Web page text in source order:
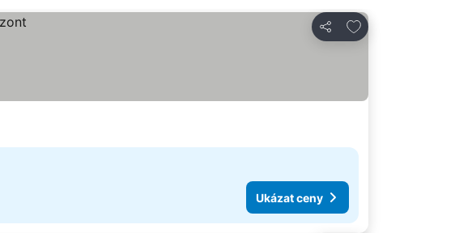
Sdílet
Přidat na seznam
Ukázat ceny